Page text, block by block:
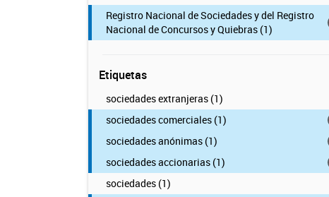
Registro Nacional de Sociedades y del Registro
Nacional de Concursos y Quiebras (1)
Etiquetas
sociedades extranjeras (1)
sociedades comerciales (1)
sociedades anónimas (1)
sociedades accionarias (1)
sociedades (1)